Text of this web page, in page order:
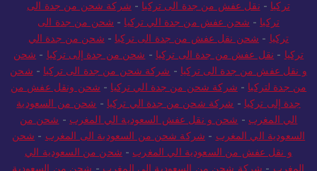
تركيا-نقل عفش من جدة الى تركيا-شركة شحن من جدة الى
تركيا-شحن عفش من جدة الي تركيا- شحن من جدة الى
تركيا- شحن نقل عفش من جدة الى تركيا-شحن من جدة الي
تركيا-نقل عفش من جدة الى تركيا-شحن من جدة إلى تركيا- شحن
و نقل عفش من جدة الى تركيا-شركة شحن من جدة الى تركيا-شحن
من جدة لتركيا-شركة شحن من جدة الي تركيا-شحن ونقل عفش من
جدة إلى تركيا -شركة شحن من جدة الي تركيا -شحن من السعودية
الي المغرب -شحن و نقل عفش السعودية الي المغرب -شحن من
السعودية الي المغرب- شركة شحن من السعودية الى المغرب-شحن
و نقل عفش من السعودية الي المغرب-شحن من السعودية الي